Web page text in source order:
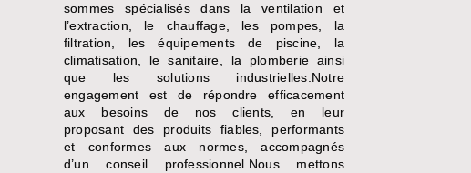
sommes spécialisés dans la ventilation et
l’extraction, le chauffage, les pompes, la
filtration, les équipements de piscine, la
climatisation, le sanitaire, la plomberie ainsi
que les solutions industrielles.Notre
engagement est de répondre efficacement
aux besoins de nos clients, en leur
proposant des produits fiables, performants
et conformes aux normes, accompagnés
d’un conseil professionnel.Nous mettons